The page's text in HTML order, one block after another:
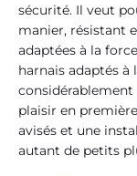
sécurité. Il veut
manier, résistant
adaptées à la
harnais adaptés
considérablement
plaisir en
avisés et une
autant de petits